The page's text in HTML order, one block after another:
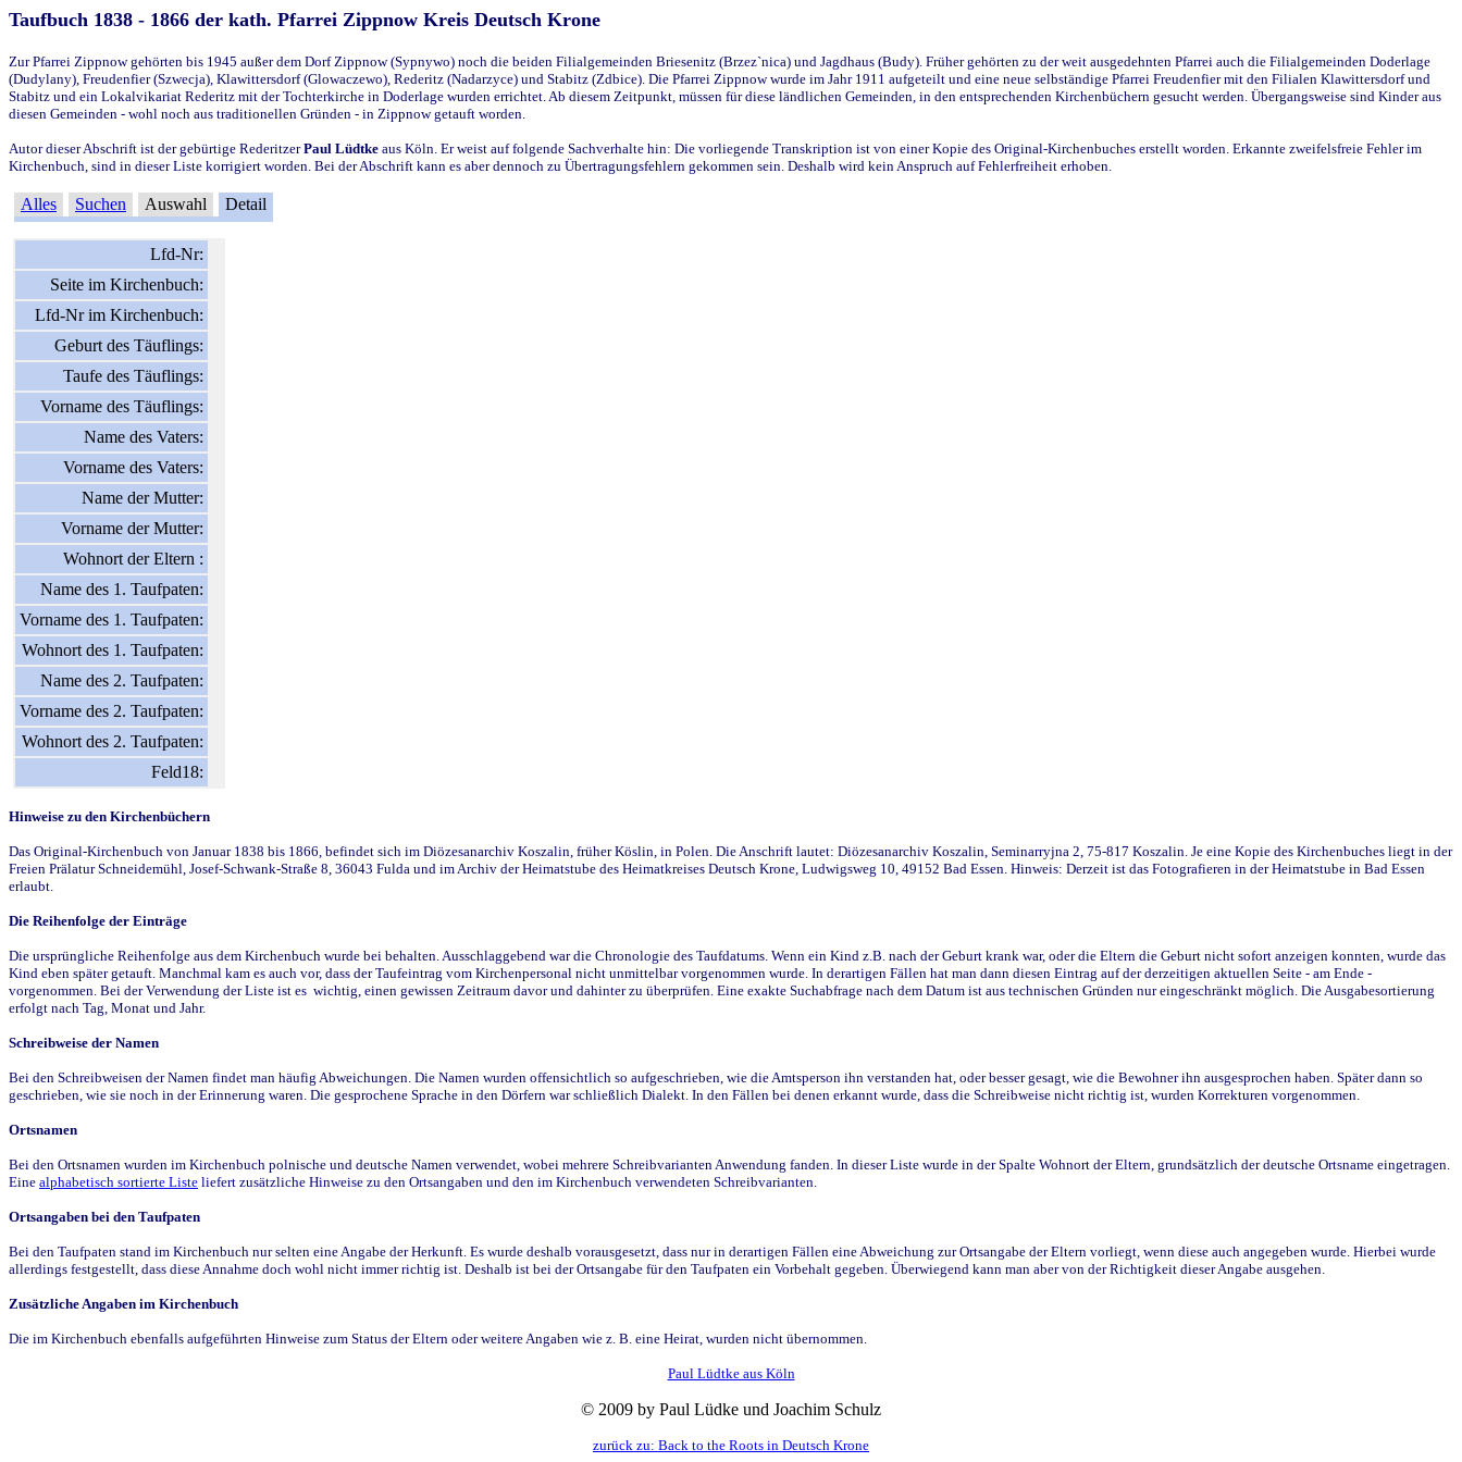
Taufbuch 1838 - 1866 der kath. Pfarrei Zippnow Kreis Deutsch Krone
Zur Pfarrei Zippnow gehörten bis 1945 außer dem Dorf Zippnow (Sypnywo) noch die beiden Filialgemeinden Briesenitz (Brzez`nica) und Jagdhaus (Budy). Früher gehörten zu der weit ausgedehnten Pfarrei auch die Filialgemeinden Doderlage
(Dudylany), Freudenfier (Szwecja), Klawittersdorf (Glowaczewo), Rederitz (Nadarzyce) und Stabitz (Zdbice). Die Pfarrei Zippnow wurde im Jahr 1911 aufgeteilt und eine neue selbständige Pfarrei Freudenfier mit den Filialen Klawittersdorf und
Stabitz und ein Lokalvikariat Rederitz mit der Tochterkirche in Doderlage wurden errichtet. Ab diesem Zeitpunkt, müssen für diese ländlichen Gemeinden, in den entsprechenden Kirchenbüchern gesucht werden. Übergangsweise sind Kinder aus
diesen Gemeinden - wohl noch aus traditionellen Gründen - in Zippnow getauft worden.
Autor dieser Abschrift ist der gebürtige RederitzerPaul Lüdtke aus Köln. Er weist auf folgende Sachverhalte hin: Die vorliegende Transkription ist von einer Kopie des Original-Kirchenbuches erstellt worden. Erkannte zweifelsfreie Fehler im
Kirchenbuch, sind in dieser Liste korrigiert worden. Bei der Abschrift kann es aber dennoch zu Übertragungsfehlern gekommen sein. Deshalb wird kein Anspruch auf Fehlerfreiheit erhoben.
Alles Suchen Auswahl Detail
Lfd-Nr:
Seite im Kirchenbuch:
Lfd-Nr im Kirchenbuch:
Geburt des Täuflings:
Taufe des Täuflings:
Vorname des Täuflings:
Name des Vaters:
Vorname des Vaters:
Name der Mutter:
Vorname der Mutter:
Wohnort der Eltern :
Name des 1. Taufpaten:
Vorname des 1. Taufpaten:
Wohnort des 1. Taufpaten:
Name des 2. Taufpaten:
Vorname des 2. Taufpaten:
Wohnort des 2. Taufpaten:
Feld18:
Hinweise zu den Kirchenbüchern
Das Original-Kirchenbuch von Januar 1838 bis 1866, befindet sich im Diözesanarchiv Koszalin, früher Köslin, in Polen. Die Anschrift lautet: Diözesanarchiv Koszalin, Seminarryjna 2, 75-817 Koszalin. Je eine Kopie des Kirchenbuches liegt in der
Freien Prälatur Schneidemühl, Josef-Schwank-Straße 8, 36043 Fulda und im Archiv der Heimatstube des Heimatkreises Deutsch Krone, Ludwigsweg 10, 49152 Bad Essen. Hinweis: Derzeit ist das Fotografieren in der Heimatstube in Bad Essen
erlaubt.
Die Reihenfolge der Einträge
Die ursprüngliche Reihenfolge aus dem Kirchenbuch wurde bei behalten. Ausschlaggebend war die Chronologie des Taufdatums. Wenn ein Kind z.B. nach der Geburt krank war, oder die Eltern die Geburt nicht sofort anzeigen konnten, wurde das
Kind eben später getauft. Manchmal kam es auch vor, dass der Taufeintrag vom Kirchenpersonal nicht unmittelbar vorgenommen wurde. In derartigen Fällen hat man dann diesen Eintrag auf der derzeitigen aktuellen Seite - am Ende -
vorgenommen. Bei der Verwendung der Liste ist es wichtig, einen gewissen Zeitraum davor und dahinter zu überprüfen. Eine exakte Suchabfrage nach dem Datum ist aus technischen Gründen nur eingeschränkt möglich. Die Ausgabesortierung
erfolgt nach Tag, Monat und Jahr.
Schreibweise der Namen
Bei den Schreibweisen der Namen findet man häufig Abweichungen. Die Namen wurden offensichtlich so aufgeschrieben, wie die Amtsperson ihn verstanden hat, oder besser gesagt, wie die Bewohner ihn ausgesprochen haben. Später dann so
geschrieben, wie sie noch in der Erinnerung waren. Die gesprochene Sprache in den Dörfern war schließlich Dialekt. In den Fällen bei denen erkannt wurde, dass die Schreibweise nicht richtig ist, wurden Korrekturen vorgenommen.
Ortsnamen
Bei den Ortsnamen wurden im Kirchenbuch polnische und deutsche Namen verwendet, wobei mehrere Schreibvarianten Anwendung fanden. In dieser Liste wurde in der Spalte Wohnort der Eltern, grundsätzlich der deutsche Ortsname eingetragen.
Eine alphabetisch sortierte Liste liefert zusätzliche Hinweise zu den Ortsangaben und den im Kirchenbuch verwendeten Schreibvarianten.
Ortsangaben bei den Taufpaten
Bei den Taufpaten stand im Kirchenbuch nur selten eine Angabe der Herkunft. Es wurde deshalb vorausgesetzt, dass nur in derartigen Fällen eine Abweichung zur Ortsangabe der Eltern vorliegt, wenn diese auch angegeben wurde. Hierbei wurde
allerdings festgestellt, dass diese Annahme doch wohl nicht immer richtig ist. Deshalb ist bei der Ortsangabe für den Taufpaten ein Vorbehalt gegeben. Überwiegend kann man aber von der Richtigkeit dieser Angabe ausgehen.
Zusätzliche Angaben im Kirchenbuch
Die im Kirchenbuch ebenfalls aufgeführten Hinweise zum Status der Eltern oder weitere Angaben wie z. B. eine Heirat, wurden nicht übernommen.
Paul Lüdtke aus Köln
© 2009 by Paul Lüdke und Joachim Schulz
zurück zu: Back to the Roots in Deutsch Krone